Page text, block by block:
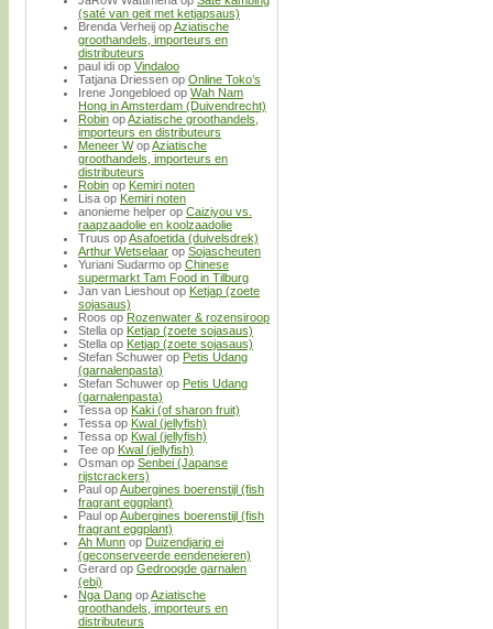
(saté van geit met ketjapsaus)
Brenda Verheij opAziatische
groothandels, importeurs en
distributeurs
paul idi op Vindaloo
Tatjana Driessen op Online Toko’s
Irene Jongebloed op Wah Nam
Hong in Amsterdam (Duivendrecht)
Robin opAziatische groothandels,
importeurs en distributeurs
Meneer WopAziatische
groothandels, importeurs en
distributeurs
Robin op Kemiri noten
Lisa op Kemiri noten
anonieme helper op Caiziyou vs.
raapzaadolie en koolzaadolie
Truus opAsafoetida (duivelsdrek)
Arthur Wetselaar op Sojascheuten
Yuriani Sudarmo op Chinese
supermarkt Tam Food in Tilburg
Jan van Lieshout op Ketjap (zoete
sojasaus)
Roos op Rozenwater & rozensiroop
Stella op Ketjap (zoete sojasaus)
Stella op Ketjap (zoete sojasaus)
Stefan Schuwer op Petis Udang
(garnalenpasta)
Stefan Schuwer op Petis Udang
(garnalenpasta)
Tessa op Kaki (of sharon fruit)
Tessa op Kwal (jellyfish)
Tessa op Kwal (jellyfish)
Tee op Kwal (jellyfish)
Osman op Senbei (Japanse
rijstcrackers)
Paul opAubergines boerenstijl (fish
fragrant eggplant)
Paul opAubergines boerenstijl (fish
fragrant eggplant)
Ah Munn op Duizendjarig ei
(geconserveerde eendeneieren)
Gerard op Gedroogde garnalen
(ebi)
Nga Dang opAziatische
groothandels, importeurs en
distributeurs